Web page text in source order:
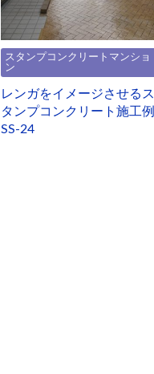
スタンプコンクリートマンショ
ン
レンガをイメージさせるス
タンプコンクリート施工例
SS-24